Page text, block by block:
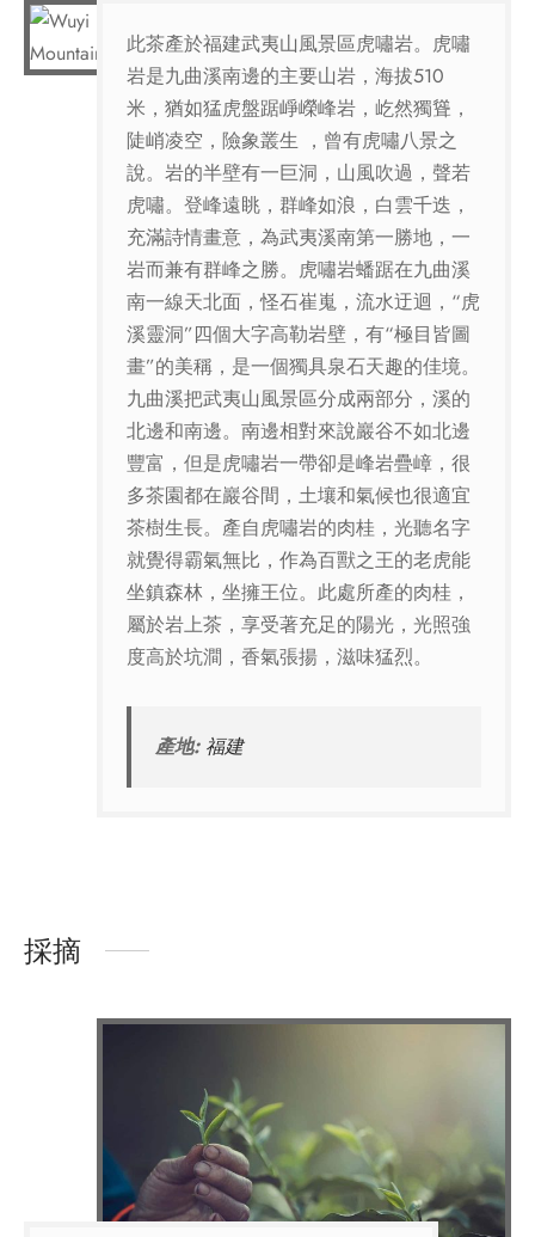
此茶產於福建武夷山風景區虎嘯岩。虎嘯
岩是九曲溪南邊的主要山岩，海拔510
米，猶如猛虎盤踞崢嶸峰岩，屹然獨聳，
陡峭凌空，險象叢生 ，曾有虎嘯八景之
說。岩的半壁有一巨洞，山風吹過，聲若
虎嘯。登峰遠眺，群峰如浪，白雲千迭，
充滿詩情畫意，為武夷溪南第一勝地，一
岩而兼有群峰之勝。虎嘯岩蟠踞在九曲溪
南一線天北面，怪石崔嵬，流水迂迴，“虎
溪靈洞”四個大字高勒岩壁，有“極目皆圖
畫”的美稱，是一個獨具泉石天趣的佳境。
九曲溪把武夷山風景區分成兩部分，溪的
北邊和南邊。南邊相對來說巖谷不如北邊
豐富，但是虎嘯岩一帶卻是峰岩疊嶂，很
多茶園都在巖谷間，土壤和氣候也很適宜
茶樹生長。產自虎嘯岩的肉桂，光聽名字
就覺得霸氣無比，作為百獸之王的老虎能
坐鎮森林，坐擁王位。此處所產的肉桂，
屬於岩上茶，享受著充足的陽光，光照強
度高於坑澗，香氣張揚，滋味猛烈。
產地: 福建
採摘